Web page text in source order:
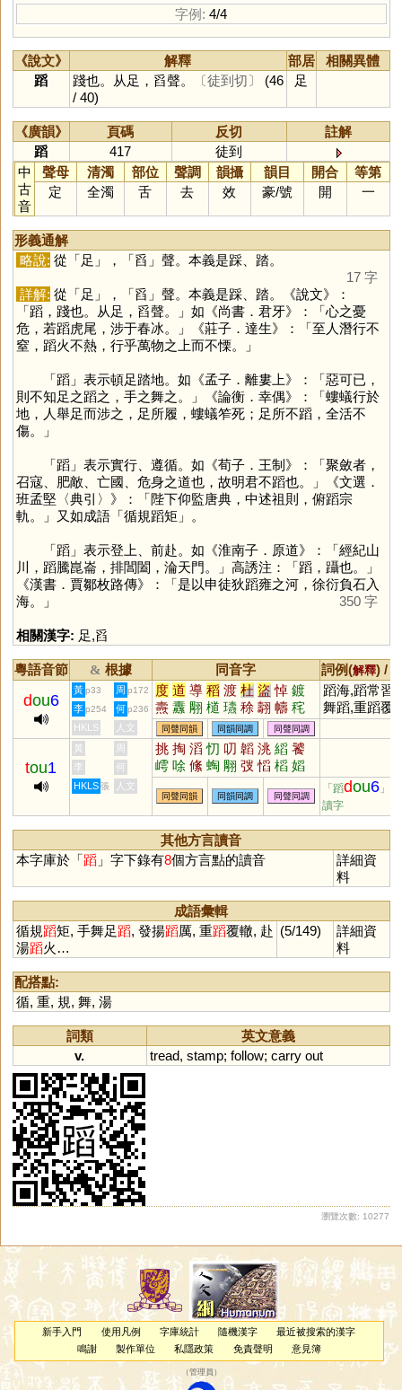
字例: 4/4
《說文》 解釋 部居
相關異體
蹈
踐也。从足，舀聲。 〔徒到切〕
(46
/ 40)
足
《廣韻》 頁碼 反切
註解
蹈
417
徒到
中
古
音
聲母 清濁 部位 聲調 韻攝 韻目 開合
等第
定
全濁 舌 去 效 豪/號 開 一
形義通解
略說: 從「足 」，「舀 」聲。本義是踩、踏。
17 字
詳解: 從「足 」，「舀 」聲。本義是踩、踏。《說文》：
「蹈，踐也。从足，舀聲。」如《尚書．君牙》：「心之憂
危，若蹈虎尾，涉于春冰。」《莊子．達生》：「至人潛行不
窒，蹈火不熱，行乎萬物之上而不慄。」
「蹈」表示頓足踏地。如《孟子．離婁上》：「惡可已，
則不知足之蹈之，手之舞之。」《論衡．幸偶》：「螻蟻行於
地，人舉足而涉之，足所履，螻蟻笮死；足所不蹈，全活不
傷。」
「蹈」表示實行、遵循。如《荀子．王制》：「聚斂者，
召寇、肥敵、亡國、危身之道也，故明君不蹈也。」《文選．
班孟堅〈典引〉》：「陛下仰監唐典，中述祖則，俯蹈宗
軌。」又如成語「循規蹈矩」。
「蹈」表示登上、前赴。如《淮南子．原道》：「經紀山
川，蹈騰崑崙，排閶闔，淪天門。」高誘注：「蹈，躡也。」
《漢書．賈鄒枚路傳》：「是以申徒狄蹈雍之河，徐衍負石入
海。」
350 字
相關漢字: 足,舀
粵語音節 & 根據 同音字 詞例(解釋) /
dou6
黃 p33 周 p172 度 道 導 稻 渡 杜 盜 悼 鍍
燾 纛 翢 檤 瓙 稌 翿 幬 秺
芏
蹈海,蹈常習
舞蹈,重蹈覆
手舞足蹈,赴
蹈火
李 p254 何 p236
HKLS 人文 同聲同韻 同韻同調 同聲同調
tou1
黃 周 挑 掏 滔 忉 叨 韜 洮 縚 饕
嶀 唋 絛 蜪 翢 弢 慆 槄 嫍
搯 幍
李
何
HKLS 張 人文
同聲同韻 同韻同調 同聲同調
「蹈dou6 」
讀字
其他方言讀音
本字庫於「蹈」字下錄有8個方言點的讀音
詳細資
料
成語彙輯
循規蹈矩, 手舞足蹈, 發揚蹈厲, 重蹈覆轍, 赴
湯蹈火…
(5/149)
詳細資
料
配搭點:
循, 重, 規, 舞, 湯
詞類
英文意義
v.
tread, stamp; follow; carry out
瀏覽次數: 10277
新手入門 使用凡例 字庫統計 隨機漢字
最近被搜索的漢字
鳴謝
製作單位 私隱政策 免責聲明 意見簿
（管理員 ）